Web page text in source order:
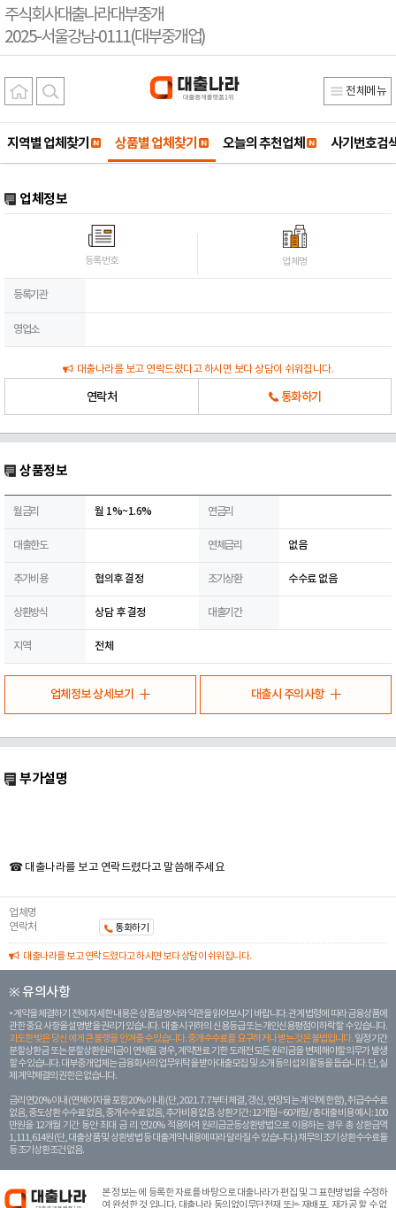
주식회사대출나라대부중개
2025-서울강남-0111(대부중개업)
전체메뉴
지역별 업체찾기 상품별 업체찾기 오늘의 추천업체 사기번호검
업체정보
등록번호 업체명
등록기관
영업소
대출나라를 보고 연락드렸다고 하시면 보다 상담이 쉬워집니다.
연락처 통화하기
상품정보
월금리 월 1%~1.6% 연금리
대출한도 연체금리 없음
추가비용 협의후 결정 조기상환 수수료 없음
상환방식 상담 후 결정 대출기간
지역 전체
업체정보 상세보기 대출시 주의사항
부가설명
☎ 대출나라를 보고 연락드렸다고 말씀해주세요
업체명
연락처
통화하기
대출나라를 보고 연락드렸다고 하시면 보다 상담이 쉬워집니다.
※ 유의사항
계약을 체결하기 전에 자세한 내용은 상품설명서와 약관을 읽어보시기 바랍니다. 관계 법령에 따라 금융상품에
관한 중요 사항을 설명받을 권리가 있습니다. 대 출 시 귀하의 신용등급 또는 개인신용평점이 하락할 수 있습니다.
과도한 빚은 당신 에게 큰 불행을 안겨줄 수 있습니다. 중개수수료를 요구하거나 받는 것은 불법입니다. 일정 기간
분할상환금 또는 분할상환원리금이 연체될 경우, 계약만료 기한 도래전 모든 원리금을 변제해야할 의무가 발생
할 수 있습니다. 대부중개업체는 금융회사의 업무위탁을 받아 대출모집 및 소개 등의 섭외 활동을 돕습니다. 단, 실
제 계약체결의 권한은 없습니다.
금리 연20% 이내 (연체이자율 포함 20% 이내) (단, 2021. 7. 7부터 체결, 갱신, 연장되는 계 약에 한함), 취급수수료
없음, 중도상환 수수료 없음, 중개수수료 없음, 추가비용 없음. 상환기간 : 12개월 ~ 60개월 / 총 대출 비용 예시 : 100
만원을 12개월 기간 동안 최대 금 리 연20% 적용하여 원리금균등상환방법으로 이용하는 경우 총 상환금액
1,111,614원 (단, 대출상품 및 상환방법 등 대출계약 내용에 따라 달라질 수 있습니다.) 채무의 조기 상환수수료율
등 조기상환조건 없음.
본 정보는에 등록한 자료를 바탕으로 대출나라가 편집 및 그 표현방법을 수정하
여 완성한 것 입니다. 대출나라 동의없이무단전재 또는 재배포, 재가공 할 수 없